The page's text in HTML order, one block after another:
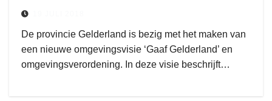
De provincie Gelderland is bezig met het maken van
een nieuwe omgevingsvisie ‘Gaaf Gelderland’ en
omgevingsverordening. In deze visie beschrijft…